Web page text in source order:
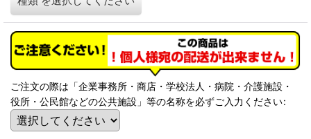
ご注文の際は「企業事務所・商店・学校法人・病院・介護施設・
役所・公民館などの公共施設」等の名称を必ずご入力ください: